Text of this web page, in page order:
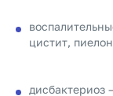
цистит,
дисбактериоз